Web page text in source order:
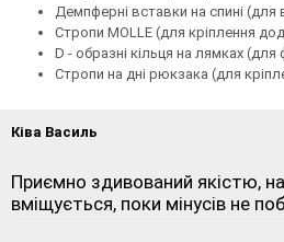
Демпферні вставки на спині (для
Стропи MOLLE (для кріплення
D - образні кільця на лямках (для
Стропи на дні рюкзака (для
Ківа Василь
Приємно здивований якістю,
вміщується, поки мінусів не